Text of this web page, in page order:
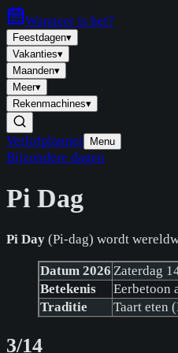
Wanneer is het?
Feestdagen▾
Vakanties▾
Maanden▾
Meer▾
Rekenmachines▾
Verlofplanner Menu
Bijzondere dagen
Pi Dag
Pi Day (Pi-dag) wordt
Datum 2026 Zaterdag
Betekenis
Eerbetoon
Traditie
Taart eten
3/14